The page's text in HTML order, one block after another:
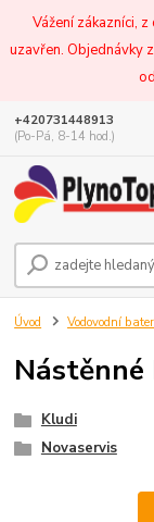
Vážení zákazníci,
uzavřen. Objednávky
+420731448913
(Po-Pá, 8-14 hod.)
Úvod Vodovodní
Kludi
Novaservis